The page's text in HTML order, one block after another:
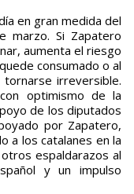
en gran medida del
marzo. Si Zapatero
aumenta el riesgo
consumado o al
irreversible.
optimismo de la
de los diputados
por Zapatero,
a los catalanes en la
espaldarazos al
y un impulso